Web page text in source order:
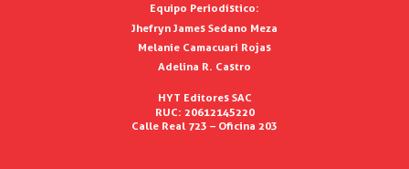
Equipo Periodístico:
Jhefryn James Sedano Meza
Melanie Camacuari Rojas
Adelina R. Castro
HYT Editores SAC
RUC: 20612145220
Calle Real 723 – Oficina 203